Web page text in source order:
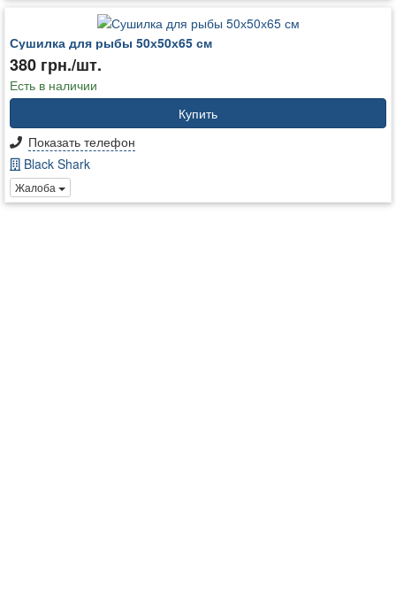
Сушилка для рыбы 50х50х65 см
380 грн./шт.
Есть в наличии
Купить
Показать телефон
Black Shark
Жалоба